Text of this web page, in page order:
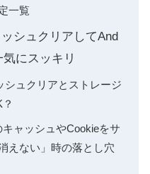
一覧
シュクリアしてAnd
にスッキリ
シュクリアとストレージ
ャッシュやCookieをサ
えない」時の落とし穴